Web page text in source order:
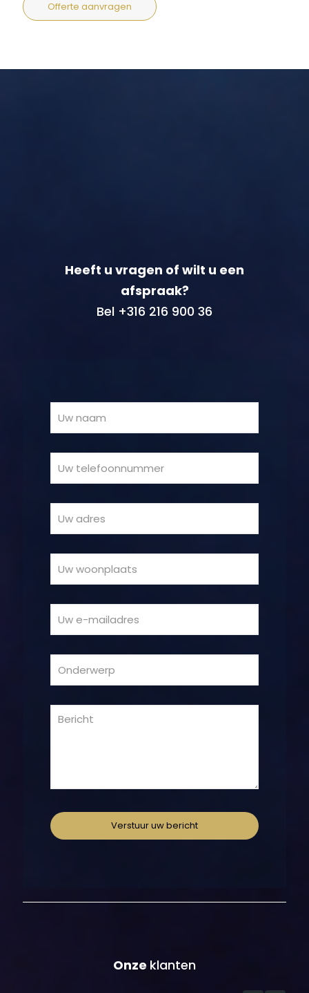
Offerte aanvragen
Heeft u vragen of wilt u een
afspraak?
Bel +316 216 900 36
Onze klanten